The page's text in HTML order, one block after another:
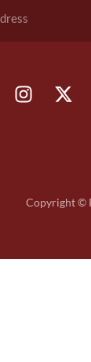
Copyright ©